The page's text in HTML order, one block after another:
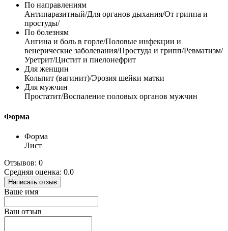
По направлениям
Антипаразитный/Для органов дыхания/От гриппа и
простуды/
По болезням
Ангина и боль в горле/Половые инфекции и
венерические заболевания/Простуда и грипп/Ревматизм/
Уретрит/Цистит и пиелонефрит
Для женщин
Кольпит (вагинит)/Эрозия шейки матки
Для мужчин
Простатит/Воспаление половых органов мужчин
Форма
Форма
Лист
Отзывов: 0
Средняя оценка: 0.0
Написать отзыв
Ваше имя
Ваш отзыв